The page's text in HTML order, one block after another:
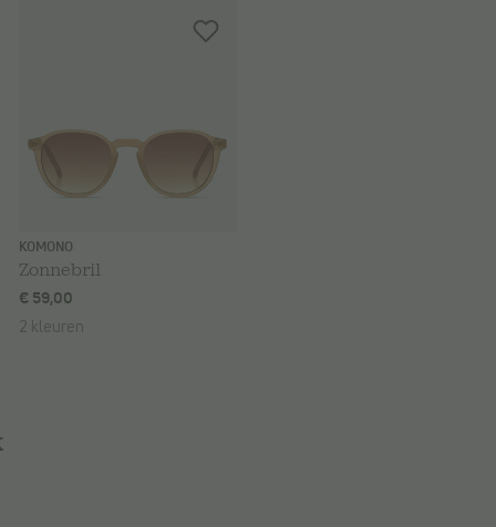
KOMONO
Zonnebril
€ 59,00
2 kleuren